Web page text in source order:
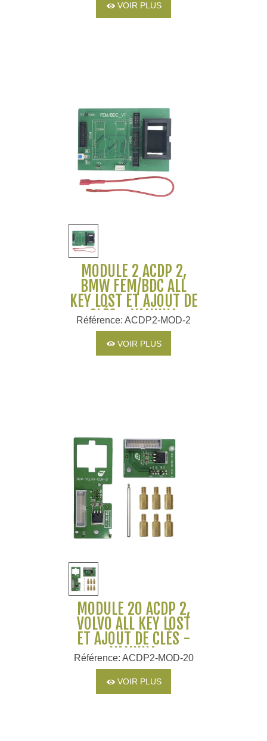
VOIR PLUS
MODULE 2 ACDP 2,
BMW FEM/BDC ALL
KEY LOST ET AJOUT DE
CLÉS - YANHUA
Référence: ACDP2-MOD-2
VOIR PLUS
MODULE 20 ACDP 2,
VOLVO ALL KEY LOST
ET AJOUT DE CLÉS -
YANHUA
Référence: ACDP2-MOD-20
VOIR PLUS